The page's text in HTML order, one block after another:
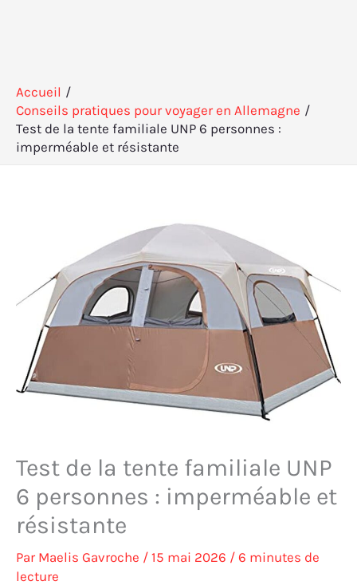
Accueil
Conseils pratiques pour voyager en Allemagne
Test de la tente familiale UNP 6 personnes :
imperméable et résistante
Test de la tente familiale UNP
6 personnes : imperméable et
résistante
Par Maelis Gavroche / 15 mai 2026 / 6 minutes de
lecture